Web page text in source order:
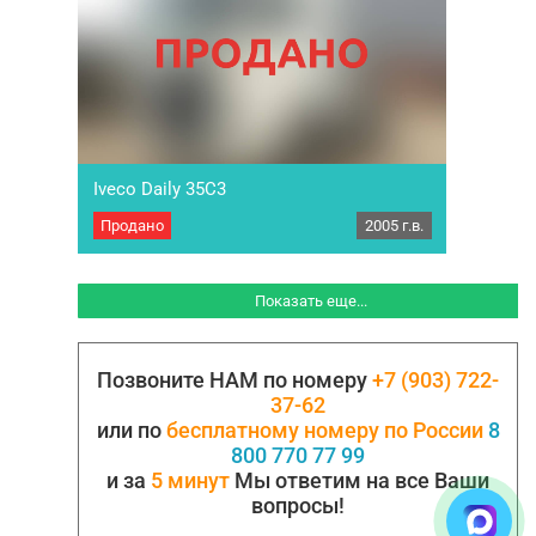
Грузовой фургон Iveco Daily 35C3. Год выпуск
двигателя 125 л.с. Коробка передач
Iveco Daily 35C3
Продано 2005 г.в.
Показать еще...
Позвоните НАМ по номеру+7 (903) 722-
37-62
или побесплатному номеру по России 8
800 770 77 99
и за 5 минут Мы ответим на все Ваши
вопросы!